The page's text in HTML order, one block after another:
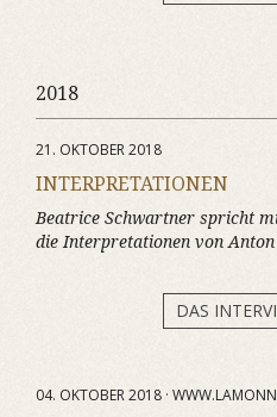
2018
21. OKTOBER 2018
INTERPRETATIONEN
Beatrice Schwartner spricht
die Interpretationen von
DAS
04. OKTOBER 2018 ·